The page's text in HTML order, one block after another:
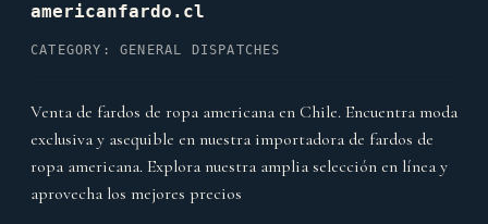
americanfardo.cl
CATEGORY: GENERAL DISPATCHES
Venta de fardos de ropa americana en Chile. Encuentra moda
exclusiva y asequible en nuestra importadora de fardos de
ropa americana. Explora nuestra amplia selección en línea y
aprovecha los mejores precios